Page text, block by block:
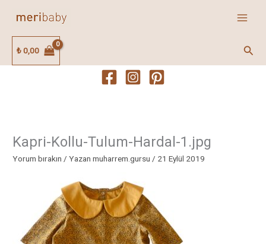
₺0,00
Kapri-Kollu-Tulum-Hardal-1.jpg
Yorum bırakın / Yazan muharrem.gursu / 21 Eylül 2019